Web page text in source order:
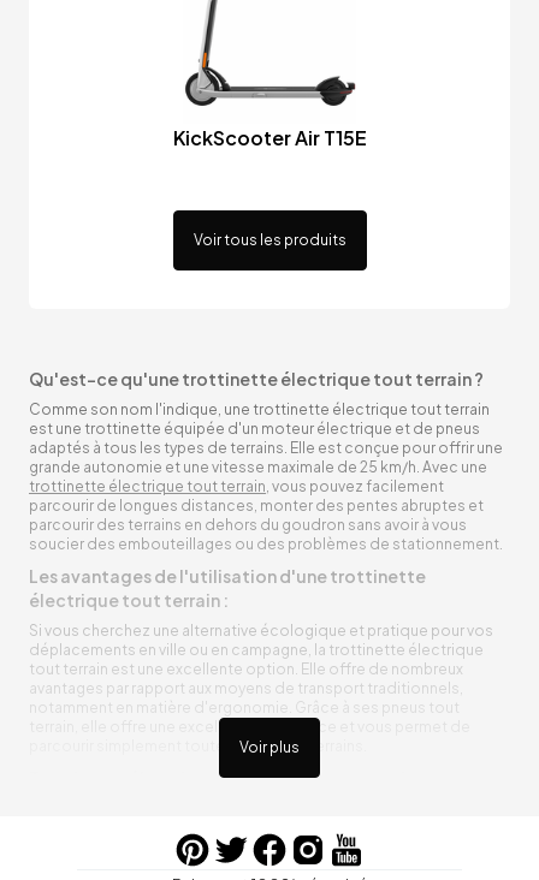
KickScooter Air T15E
Voir tous les produits
Voir plus
Qu'est-ce qu'une trottinette électrique tout terrain ?
Comme son nom l'indique, une trottinette électrique tout terrain
est une trottinette équipée d'un moteur électrique et de pneus
adaptés à tous les types de terrains. Elle est conçue pour offrir une
grande autonomie et une vitesse maximale de 25 km/h. Avec une
trottinette électrique tout terrain, vous pouvez facilement
parcourir de longues distances, monter des pentes abruptes et
parcourir des terrains en dehors du goudron sans avoir à vous
soucier des embouteillages ou des problèmes de stationnement.
Les avantages de l'utilisation d'une trottinette
électrique tout terrain :
Si vous cherchez une alternative écologique et pratique pour vos
déplacements en ville ou en campagne, la trottinette électrique
tout terrain est une excellente option. Elle offre de nombreux
avantages par rapport aux moyens de transport traditionnels,
notamment en matière d'ergonomie. Grâce à ses pneus tout
terrain, elle offre une excellente adhérence et vous permet de
parcourir simplement toutes sortes de terrains.
Trottinette électrique tout terrain ergonomique
entre vos trajets, vous n’aurez pas à vous soucier de l’état de sa
batterie. De plus, elle est équipée de pneus résistants qui peuvent